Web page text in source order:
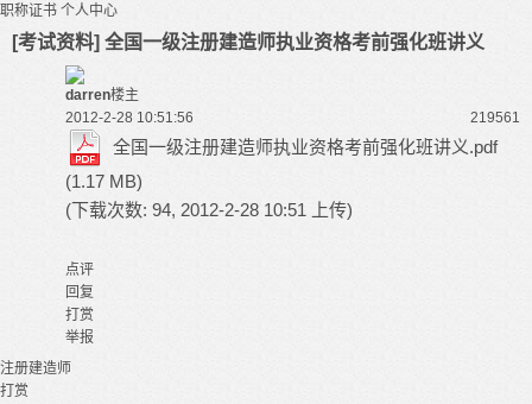
职称证书 个人中心
[考试资料] 全国一级注册建造师执业资格考前强化班讲义
darren楼主
2012-2-28 10:51:56
219561
全国一级注册建造师执业资格考前强化班讲义.pdf
(1.17 MB)
(下载次数: 94, 2012-2-28 10:51 上传)
点评
回复
打赏
举报
注册建造师
打赏